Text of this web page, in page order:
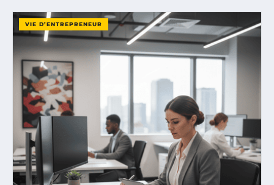
VIE D’ENTREPRENEUR